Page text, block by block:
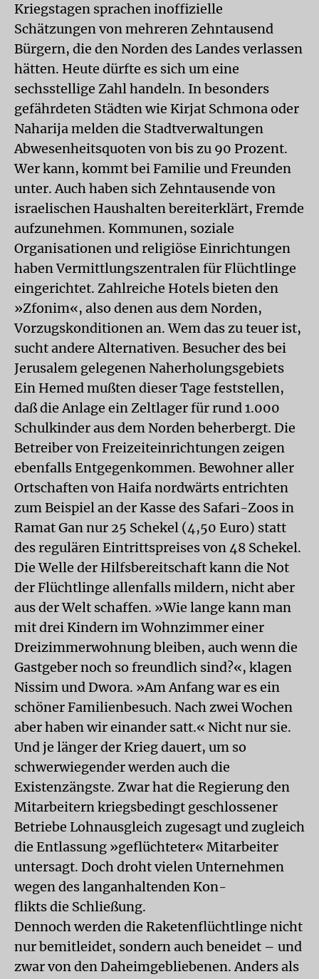
Kriegstagen sprachen inoffizielle
Schätzungen von mehreren Zehntausend
Bürgern, die den Norden des Landes verlassen
hätten. Heute dürfte es sich um eine
sechsstellige Zahl handeln. In besonders
gefährdeten Städten wie Kirjat Schmona oder
Naharija melden die Stadtverwaltungen
Abwesenheitsquoten von bis zu 90 Prozent.
Wer kann, kommt bei Familie und Freunden
unter. Auch haben sich Zehntausende von
israelischen Haushalten bereiterklärt, Fremde
aufzunehmen. Kommunen, soziale
Organisationen und religiöse Einrichtungen
haben Vermittlungszentralen für Flüchtlinge
eingerichtet. Zahlreiche Hotels bieten den
»Zfonim«, also denen aus dem Norden,
Vorzugskonditionen an. Wem das zu teuer ist,
sucht andere Alternativen. Besucher des bei
Jerusalem gelegenen Naherholungsgebiets
Ein Hemed mußten dieser Tage feststellen,
daß die Anlage ein Zeltlager für rund 1.000
Schulkinder aus dem Norden beherbergt. Die
Betreiber von Freizeiteinrichtungen zeigen
ebenfalls Entgegenkommen. Bewohner aller
Ortschaften von Haifa nordwärts entrichten
zum Beispiel an der Kasse des Safari-Zoos in
Ramat Gan nur 25 Schekel (4,50 Euro) statt
des regulären Eintrittspreises von 48 Schekel.
Die Welle der Hilfsbereitschaft kann die Not
der Flüchtlinge allenfalls mildern, nicht aber
aus der Welt schaffen. »Wie lange kann man
mit drei Kindern im Wohnzimmer einer
Dreizimmerwohnung bleiben, auch wenn die
Gastgeber noch so freundlich sind?«, klagen
Nissim und Dwora. »Am Anfang war es ein
schöner Familienbesuch. Nach zwei Wochen
aber haben wir einander satt.« Nicht nur sie.
Und je länger der Krieg dauert, um so
schwerwiegender werden auch die
Existenzängste. Zwar hat die Regierung den
Mitarbeitern kriegsbedingt geschlossener
Betriebe Lohnausgleich zugesagt und zugleich
die Entlassung »geflüchteter« Mitarbeiter
untersagt. Doch droht vielen Unternehmen
wegen des langanhaltenden Kon-
flikts die Schließung.
Dennoch werden die Raketenflüchtlinge nicht
nur bemitleidet, sondern auch beneidet – und
zwar von den Daheimgebliebenen. Anders als